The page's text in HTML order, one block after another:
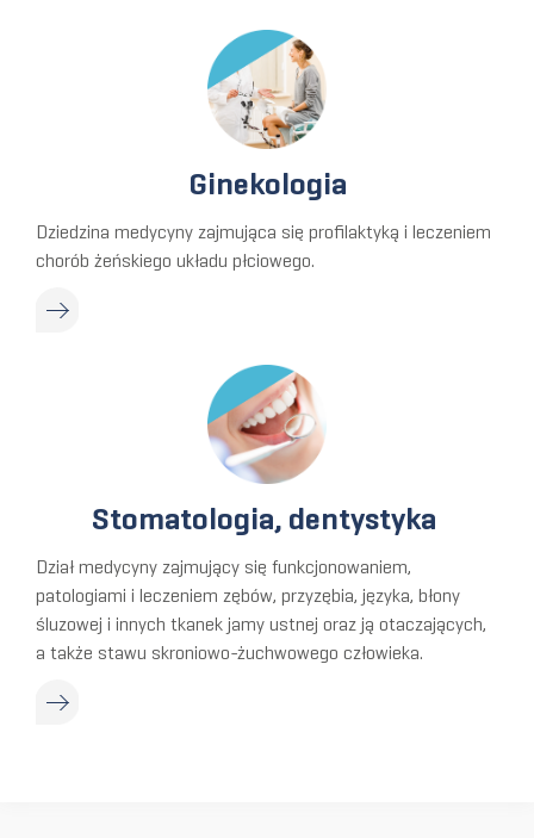
Ginekologia
Dziedzina medycyny zajmująca się profilaktyką i leczeniem
chorób żeńskiego układu płciowego.
Stomatologia, dentystyka
Dział medycyny zajmujący się funkcjonowaniem,
patologiami i leczeniem zębów, przyzębia, języka, błony
śluzowej i innych tkanek jamy ustnej oraz ją otaczających,
a także stawu skroniowo-żuchwowego człowieka.